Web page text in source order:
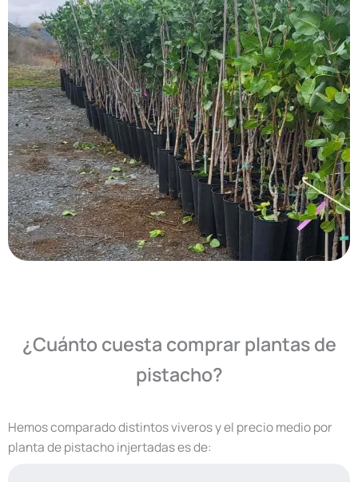
¿Cuánto cuesta comprar plantas de
pistacho?
Hemos comparado distintos viveros y el precio medio por
planta de pistacho injertadas es de: